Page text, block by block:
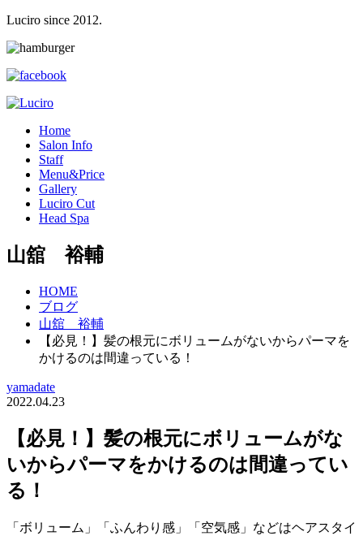
Luciro since 2012.
Home
Salon Info
Staff
Menu&Price
Gallery
Luciro Cut
Head Spa
山舘 裕輔
HOME
ブログ
山舘 裕輔
【必見！】髪の根元にボリュームがないからパーマを
かけるのは間違っている！
yamadate
2022.04.23
【必見！】髪の根元にボリュームがな
いからパーマをかけるのは間違ってい
る！
「ボリューム」「ふんわり感」「空気感」などはヘアスタイ